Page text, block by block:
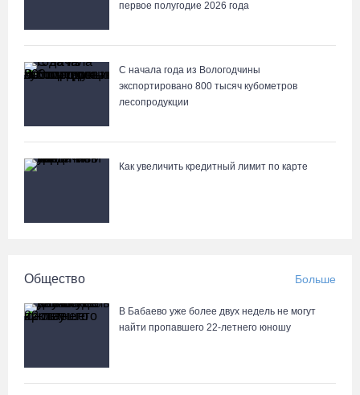
первое полугодие 2026 года
С начала года из Вологодчины
экспортировано 800 тысяч кубометров
лесопродукции
Как увеличить кредитный лимит по карте
Общество Больше
В Бабаево уже более двух недель не могут
найти пропавшего 22-летнего юношу